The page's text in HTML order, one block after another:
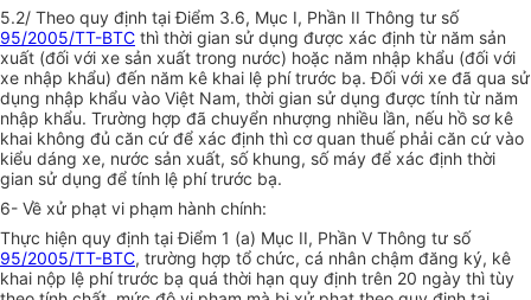
5.2/ Theo quy định tại Điểm 3.6, Mục I, Phần II Thông tư số
95/2005/TT-BTC thì thời gian sử dụng được xác định từ năm sản
xuất (đối với xe sản xuất trong nước) hoặc năm nhập khẩu (đối với
xe nhập khẩu) đến năm kê khai lệ phí trước bạ. Đối với xe đã qua sử
dụng nhập khẩu vào Việt Nam, thời gian sử dụng được tính từ năm
nhập khẩu. Trường hợp đã chuyển nhượng nhiều lần, nếu hồ sơ kê
khai không đủ căn cứ để xác định thì cơ quan thuế phải căn cứ vào
kiểu dáng xe, nước sản xuất, số khung, số máy để xác định thời
gian sử dụng để tính lệ phí trước bạ.
6- Về xử phạt vi phạm hành chính:
Thực hiện quy định tại Điểm 1 (a) Mục II, Phần V Thông tư số
95/2005/TT-BTC, trường hợp tổ chức, cá nhân chậm đăng ký, kê
khai nộp lệ phí trước bạ quá thời hạn quy định trên 20 ngày thì tùy